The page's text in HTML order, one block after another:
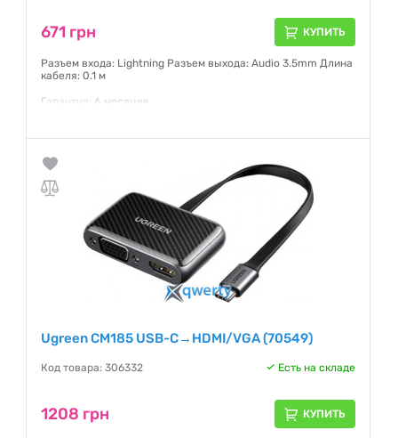
671 грн КУПИТЬ
Разъем входа: Lightning Разъем выхода: Audio 3.5mm Длина
кабеля: 0.1 м
Гарантия: 6 месяцев
Ugreen CM185 USB-C→HDMI/VGA (70549)
Код товара: 306332 Есть на складе
1208 грн КУПИТЬ